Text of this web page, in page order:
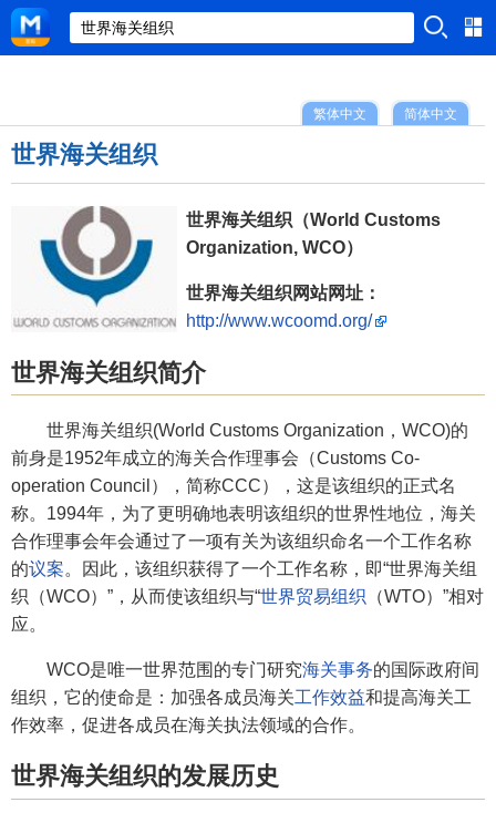
简体中文
繁体中文
世界海关组织
世界海关组织（World Customs
Organization, WCO）
世界海关组织网站网址：
http://www.wcoomd.org/
世界海关组织简介
世界海关组织(World Customs Organization，WCO)的
前身是1952年成立的海关合作理事会（Customs Co-
operation Council），简称CCC），这是该组织的正式名
称。1994年，为了更明确地表明该组织的世界性地位，海关
合作理事会年会通过了一项有关为该组织命名一个工作名称
的议案。因此，该组织获得了一个工作名称，即“世界海关组
织（WCO）”，从而使该组织与“世界贸易组织 （WTO）”相对
应。
WCO是唯一世界范围的专门研究海关事务的国际政府间
组织，它的使命是：加强各成员海关工作效益和提高海关工
作效率，促进各成员在海关执法领域的合作。
世界海关组织的发展历史